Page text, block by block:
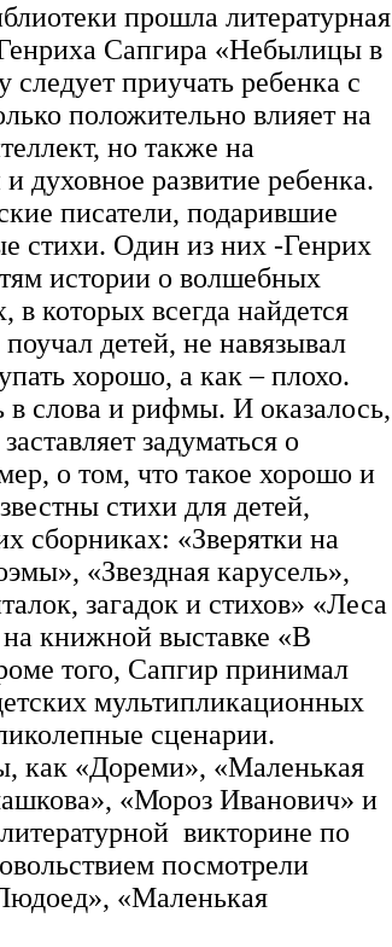
прошла литературная
Сапгира «Небылицы в
приучать ребенка с
положительно влияет на
но также на
духовное развитие ребенка.
писатели, подарившие
стихи. Один из них -Генрих
истории о волшебных
в которых всегда найдется
детей, не навязывал
хорошо, а как – плохо.
в слова и рифмы. И оказалось,
задуматься о
о том, что такое хорошо и
стихи для детей,
сборниках: «Зверятки на
«Звездная карусель»,
загадок и стихов» «Леса
книжной выставке «В
того, Сапгир принимал
мультипликационных
сценарии.
как «Дореми», «Маленькая
«Мороз Иванович» и
викторине по
посмотрели
«Маленькая